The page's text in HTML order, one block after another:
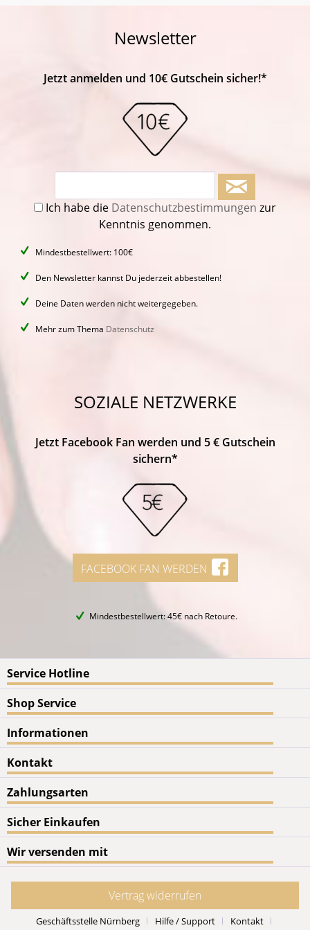
Newsletter
Jetzt anmelden und 10€ Gutschein sicher!*
Ich habe die Datenschutzbestimmungen zur
Kenntnis genommen.
Mindestbestellwert: 100€
Den Newsletter kannst Du jederzeit abbestellen!
Deine Daten werden nicht weitergegeben.
Mehr zum Thema Datenschutz
SOZIALE NETZWERKE
Jetzt Facebook Fan werden und 5 € Gutschein
sichern*
FACEBOOK FAN WERDEN
Mindestbestellwert: 45€ nach Retoure.
Service Hotline
Shop Service
Informationen
Kontakt
Zahlungsarten
Sicher Einkaufen
Wir versenden mit
Vertrag widerrufen
Geschäftsstelle Nürnberg Hilfe / Support Kontakt